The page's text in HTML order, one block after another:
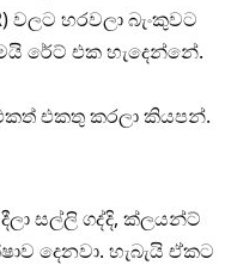
වලට හරවලා බැංකුවට
රේට් එක හැදෙන්නේ.
එකතු කරලා කියපන්.
සල්ලි ගද්දි, ක්ලයන්ට්
දෙනවා. හැබැයි ඒකට